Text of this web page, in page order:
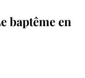
baptême en